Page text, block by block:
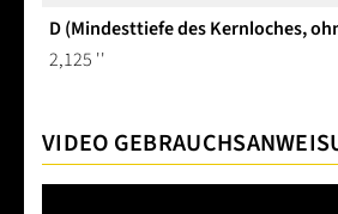
D (Mindesttiefe des Kernloches,
2,125 ''
VIDEO